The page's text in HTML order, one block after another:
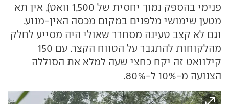
פנימי בהספק נמוך יחסית של 1,500 וואט), אין תא
מטען שימושי מלפנים במקום מכסה האין-מנוע.
וגם לא קצב טעינה מסחרר שאולי היה מסייע לחלק
מהלקוחות להתגבר על הטווח הקצר. עם 150
קילוואט זה יקח כחצי שעה למלא את הסוללה
הצנועה מ-10% ל-80%.